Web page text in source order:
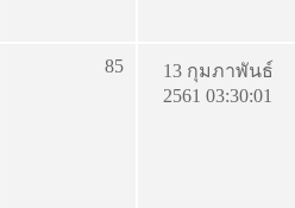
85
13 กุมภาพันธ์
2561 03:30:01